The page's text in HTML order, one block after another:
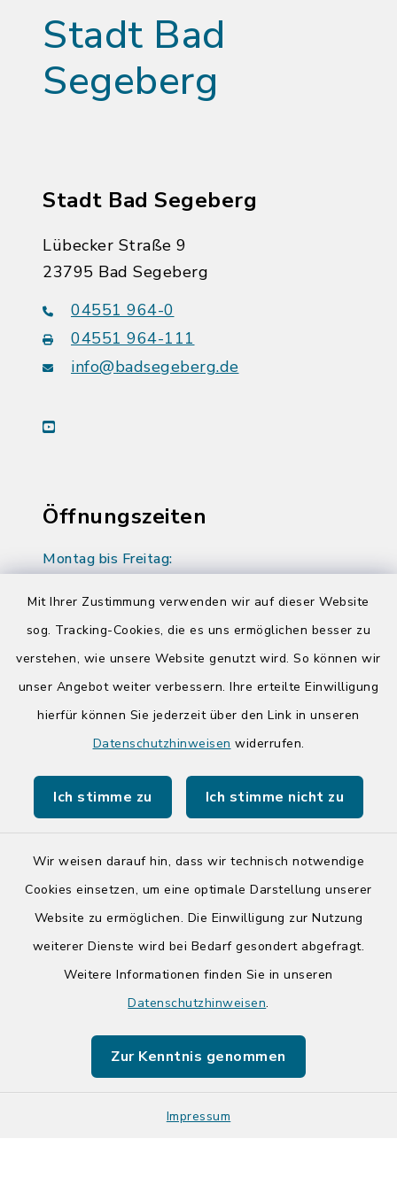
Mit Ihrer Zustimmung verwenden wir auf dieser Website
sog. Tracking-Cookies, die es uns ermöglichen besser zu
verstehen, wie unsere Website genutzt wird. So können wir
unser Angebot weiter verbessern. Ihre erteilte Einwilligung
hierfür können Sie jederzeit über den Link in unseren
Datenschutzhinweisen widerrufen.
Ich stimme zu Ich stimme nicht zu
Wir weisen darauf hin, dass wir technisch notwendige
Cookies einsetzen, um eine optimale Darstellung unserer
Website zu ermöglichen. Die Einwilligung zur Nutzung
weiterer Dienste wird bei Bedarf gesondert abgefragt.
Weitere Informationen finden Sie in unseren
Datenschutzhinweisen.
Zur Kenntnis genommen
Impressum
Stadt Bad
Segeberg
Stadt Bad Segeberg
Lübecker Straße 9
23795 Bad Segeberg
04551 964-0
04551 964-111
info@badsegeberg.de
youtube
Öffnungszeiten
Montag bis Freitag:
Donnerstag zusätzlich:
14:00-17:00 Uhr
Quicklinks
Tourist-Info der Stadt Bad Segeberg
Barrierefreiheit
Impressum
Sitemap